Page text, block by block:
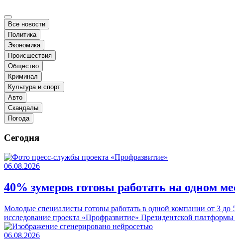
Все новости
Политика
Экономика
Происшествия
Общество
Криминал
Культура и спорт
Авто
Скандалы
Погода
Сегодня
06.08.2026
40% зумеров готовы работать на одном
Молодые специалисты готовы работать в одной компании от 3 до
исследование проекта «Профразвитие» Президентской
06.08.2026